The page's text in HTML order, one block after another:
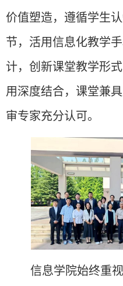
价值塑造，遵循学生
节，活用信息化教学
计，创新课堂教学形
用深度结合，课堂兼
审专家充分认可。
信息学院始终重